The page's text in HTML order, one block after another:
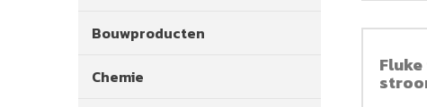
Bouwproducten
Chemie